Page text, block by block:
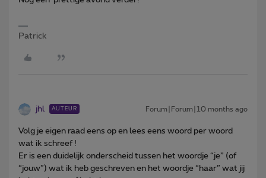
Patrick
jhl AUTEUR Forum|Forum|10 months ago
Volg je eigen raad eens op en lees eens woord per woord
wat ik schreef !
Er is een duidelijk onderscheid tussen het woordje “je” (of
“jouw”) wat ik heb geschreven en het woordje “haar” wat jij